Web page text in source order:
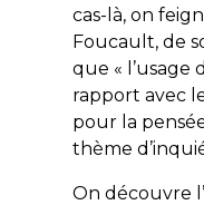
cas-là, on
Foucault, de
que « l’usage
rapport avec
pour la
thème
On découvre